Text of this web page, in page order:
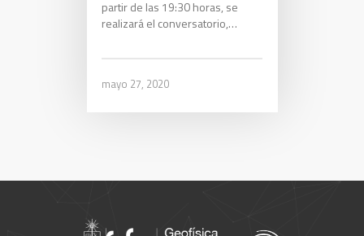
partir de las 19:30 horas, se
realizará el conversatorio,…
mayo 27, 2020